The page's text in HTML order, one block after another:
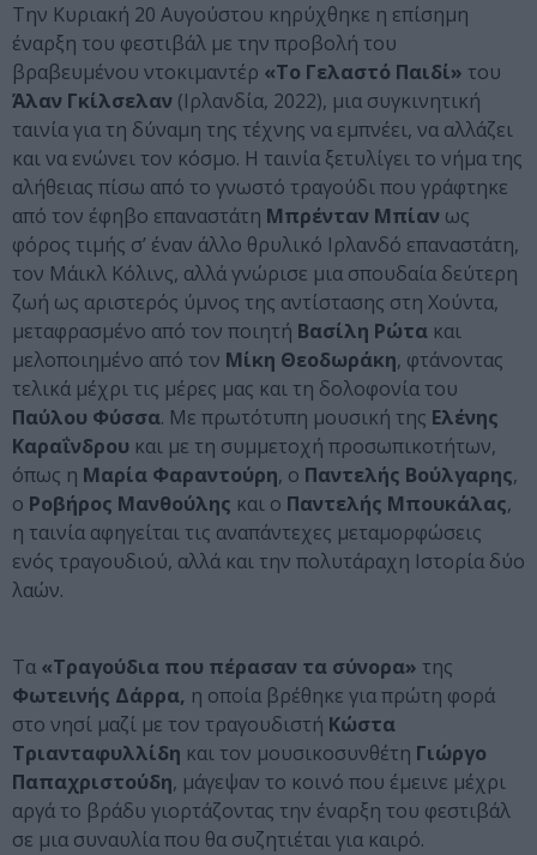
Την Κυριακή 20 Αυγούστου κηρύχθηκε η επίσημη
έναρξη του φεστιβάλ με την προβολή του
βραβευμένου ντοκιμαντέρ «Το Γελαστό Παιδί» του
Άλαν Γκίλσελαν (Ιρλανδία, 2022), μια συγκινητική
ταινία για τη δύναμη της τέχνης να εμπνέει, να αλλάζει
και να ενώνει τον κόσμο. Η ταινία ξετυλίγει το νήμα της
αλήθειας πίσω από το γνωστό τραγούδι που γράφτηκε
από τον έφηβο επαναστάτη Μπρένταν Μπίαν ως
φόρος τιμής σ’ έναν άλλο θρυλικό Ιρλανδό επαναστάτη,
τον Μάικλ Κόλινς, αλλά γνώρισε μια σπουδαία δεύτερη
ζωή ως αριστερός ύμνος της αντίστασης στη Χούντα,
μεταφρασμένο από τον ποιητή Βασίλη Ρώτα και
μελοποιημένο από τον Μίκη Θεοδωράκη, φτάνοντας
τελικά μέχρι τις μέρες μας και τη δολοφονία του
Παύλου Φύσσα. Με πρωτότυπη μουσική της Ελένης
Καραΐνδρου και με τη συμμετοχή προσωπικοτήτων,
όπως η Μαρία Φαραντούρη, ο Παντελής Βούλγαρης,
ο Ροβήρος Μανθούλης και ο Παντελής Μπουκάλας,
η ταινία αφηγείται τις αναπάντεχες μεταμορφώσεις
ενός τραγουδιού, αλλά και την πολυτάραχη Ιστορία δύο
λαών.
Τα «Τραγούδια που πέρασαν τα σύνορα» της
Φωτεινής Δάρρα, η οποία βρέθηκε για πρώτη φορά
στο νησί μαζί με τον τραγουδιστή Κώστα
Τριανταφυλλίδη και τον μουσικοσυνθέτη Γιώργο
Παπαχριστούδη, μάγεψαν το κοινό που έμεινε μέχρι
αργά το βράδυ γιορτάζοντας την έναρξη του φεστιβάλ
σε μια συναυλία που θα συζητιέται για καιρό.